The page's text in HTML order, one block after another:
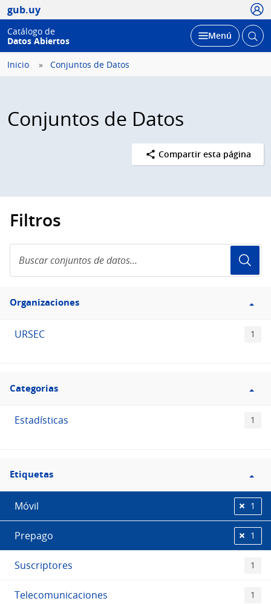
gub.uy
Catálogo de
Datos Abiertos
Desplegar
Menú Abrir
Inicio Conjuntos de Datos
Conjuntos de Datos
Compartir esta página
Filtros
conjuntos
de
Filtro
Organizaciones
Organizaciones
URSEC 1
Filtro
Categorias
Categorias
Estadísticas 1
Filtro
Etiquetas
Etiquetas
Móvil 1
Prepago 1
Suscriptores 1
Telecomunicaciones 1